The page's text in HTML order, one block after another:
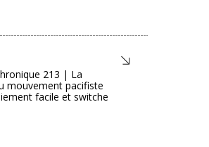
213 | La
mouvement pacifiste
facile et switche